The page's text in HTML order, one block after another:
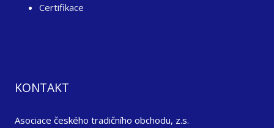
Certifikace
KONTAKT
Asociace českého tradičního obchodu, z.s.